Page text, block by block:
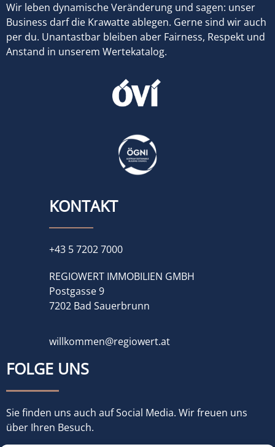
Wir leben dynamische Veränderung und sagen: unser
Business darf die Krawatte ablegen. Gerne sind wir auch
per du. Unantastbar bleiben aber Fairness, Respekt und
Anstand in unserem Wertekatalog.
KONTAKT
+43 5 7202 7000
REGIOWERT IMMOBILIEN GMBH
Postgasse 9
7202 Bad Sauerbrunn
willkommen@regiowert.at
FOLGE UNS
Sie finden uns auch auf Social Media. Wir freuen uns
über Ihren Besuch.